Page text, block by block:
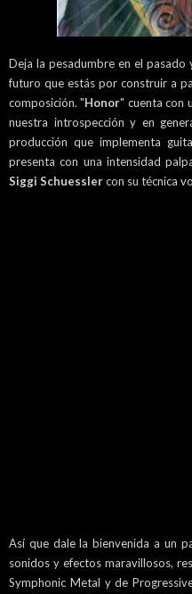
Deja la pesadumbre en el
futuro que estás por construir a
composición. "Honor" cuenta con
nuestra introspección y en
producción que implementa
presenta con una intensidad
Siggi Schuesslercon su técnica
Así que dale la bienvenida a un
sonidos y efectos maravillosos,
Symphonic Metal y de